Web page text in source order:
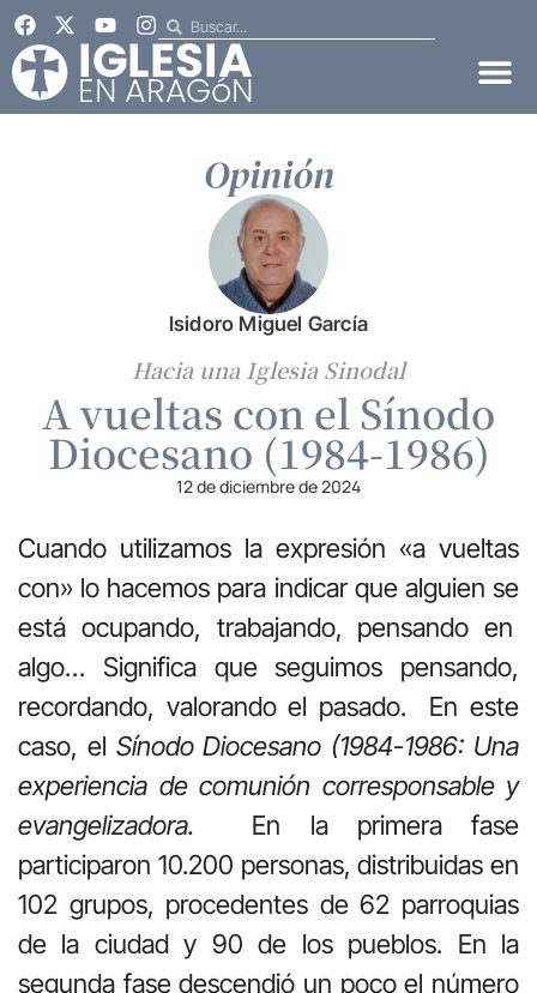
Opinión
Isidoro Miguel García
Hacia una Iglesia Sinodal
A vueltas con el Sínodo
Diocesano (1984-1986)
12 de diciembre de 2024
Cuando utilizamos la expresión «a vueltas
con» lo hacemos para indicar que alguien se
está ocupando, trabajando, pensando en
algo… Significa que seguimos pensando,
recordando, valorando el pasado. En este
caso, el Sínodo Diocesano (1984-1986: Una
experiencia de comunión corresponsable y
evangelizadora. En la primera fase
participaron 10.200 personas, distribuidas en
102 grupos, procedentes de 62 parroquias
de la ciudad y 90 de los pueblos. En la
segunda fase descendió un poco el número